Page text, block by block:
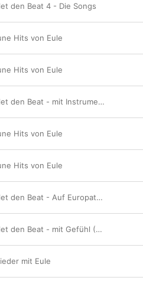
den Beat 4 - Die Songs
Hits von Eule
Hits von Eule
Eule findet den Beat - mit Instrumenten (Musik-Hörspiel)
Hits von Eule
Hits von Eule
Eule findet den Beat - Auf Europatour (Musik-Hörspiel)
Eule findet den Beat - mit Gefühl (Musik-Hörspiel)
mit Eule